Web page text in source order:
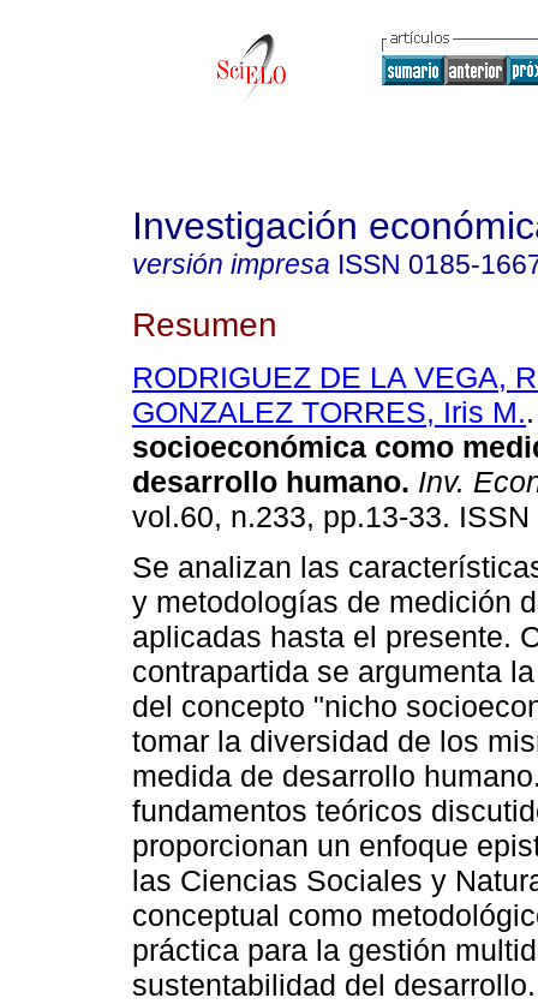
Investigación
versión impresa ISSN 0185-
Resumen
RODRIGUEZ DE LA VEGA,
GONZALEZ TORRES, Iris M..
socioeconómica como
desarrollo humano. Inv.
vol.60, n.233, pp.13-33.
Se analizan las
y metodologías de medición
aplicadas hasta el presente.
contrapartida se argumenta
del concepto "nicho
tomar la diversidad de los
medida de desarrollo
fundamentos teóricos
proporcionan un enfoque
las Ciencias Sociales y
conceptual como
práctica para la gestión
sustentabilidad del desarrollo.